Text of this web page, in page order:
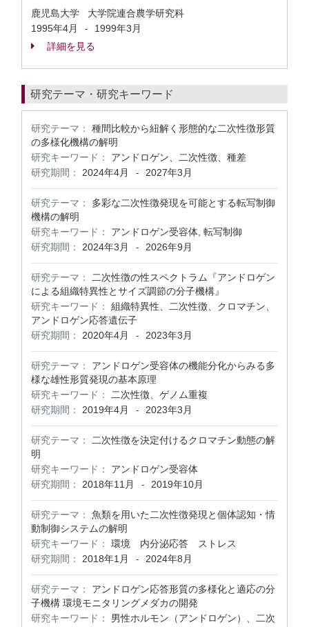
鹿児島大学 大学院連合農学研究科
1995年4月
-
1999年3月
詳細を見る
研究テーマ・研究キーワード
研究テーマ：
種間比較から紐解く形態的な二次性徴形質
の多様化機構の解明
研究キーワード：
アンドロゲン、二次性徴、種差
研究期間：
2024年4月 - 2027年3月
研究テーマ：
多彩な二次性徴発現を可能とする転写制御
機構の解明
研究キーワード：
アンドロゲン受容体, 転写制御
研究期間：
2024年3月 - 2026年9月
研究テーマ：
二次性徴の性スペクトラム『アンドロゲン
による組織特異性とサイズ調節の分子機構』
研究キーワード：
組織特異性、二次性徴、クロマチン、
アンドロゲン応答遺伝子
研究期間：
2020年4月 - 2023年3月
研究テーマ：
アンドロゲン受容体の機能分化からみる多
様な雄性形質発現の基本原理
研究キーワード：
二次性徴、ゲノム重複
研究期間：
2019年4月 - 2023年3月
研究テーマ：
二次性徴を決定付けるクロマチン動態の解
明
研究キーワード：
アンドロゲン受容体
研究期間：
2018年11月 - 2019年10月
研究テーマ：
魚類を用いた二次性徴発現と個体認知・情
動制御システムの解明
研究キーワード：
環境 内分泌応答 ストレス
研究期間：
2018年1月 - 2024年8月
研究テーマ：
アンドロゲン応答形質の多様化と適応の分
子機構 環境モニタリングメダカの開発
研究キーワード：
男性ホルモン（アンドロゲン）、二次